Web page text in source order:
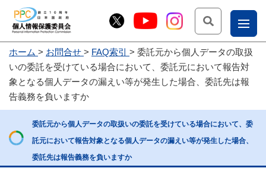
お
せ
こー
じょ
ホーム お問合せ FAQ索引
委託元から個人データの取扱
いの委託を受けている場合において、委託元において報告対
象となる個人データの漏えい等が発生した場合、委託先は報
告義務を負いますか
委託元から個人データの取扱いの委託を受けている場合において、委
託元において報告対象となる個人データの漏えい等が発生した場合、
委託先は報告義務を負いますか